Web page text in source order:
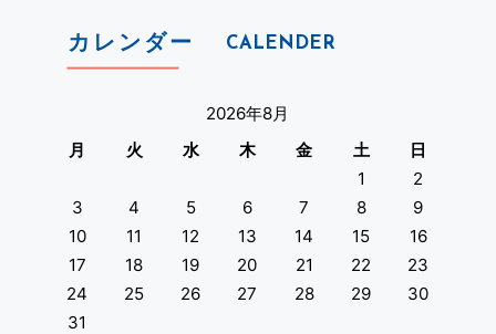
カレンダー CALENDER
2026年8月
月
火 水 木 金 土
日
1
2
3
4 5 6 7 8
9
10
11 12 13 14 15
16
17
18 19 20 21 22
23
24
25 26 27 28 29
30
31